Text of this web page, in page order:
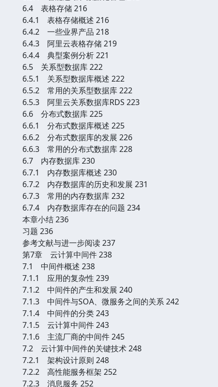
6.4 表格存储 216
6.4.1 表格存储概述 216
6.4.2 一些业界产品 218
6.4.3 阿里云表格存储 219
6.4.4 典型案例分析 221
6.5 关系型数据库 222
6.5.1 关系型数据库概述 222
6.5.2 常用的关系型数据库 222
6.5.3 阿里云关系数据库RDS 223
6.6 分布式数据库 225
6.6.1 分布式数据库概述 225
6.6.2 分布式数据库的发展 226
6.6.3 常用的分布式数据库 228
6.7 内存数据库 230
6.7.1 内存数据库概述 230
6.7.2 内存数据库的历史和发展 231
6.7.3 常用的内存数据库 232
6.7.4 内存数据库存在的问题 234
本章小结 236
习题 236
参考文献与进一步阅读 237
第7章 云计算中间件 238
7.1 中间件概述 238
7.1.1 应用的复杂性 239
7.1.2 中间件的产生和发展 240
7.1.3 中间件与SOA、微服务之间的关系 242
7.1.4 中间件的分类 243
7.1.5 云计算中间件 243
7.1.6 主流厂商的中间件 245
7.2 云计算中间件的关键技术 248
7.2.1 架构设计原则 248
7.2.2 高性能服务框架 252
7.2.3 消息服务 252